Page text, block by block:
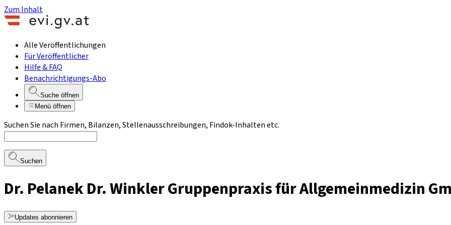
Zum Inhalt
Alle Veröffentlichungen
Für Veröffentlicher
Hilfe & FAQ
Benachrichtigungs-Abo
Suche öffnen
Menü öffnen
Suchen Sie nach Firmen, Bilanzen, Stellenausschreibungen, Findok-Inhalten etc.
Suchen
Dr. Pelanek Dr. Winkler Gruppenpraxis für Allgemeinmedizin
Updates abonnieren